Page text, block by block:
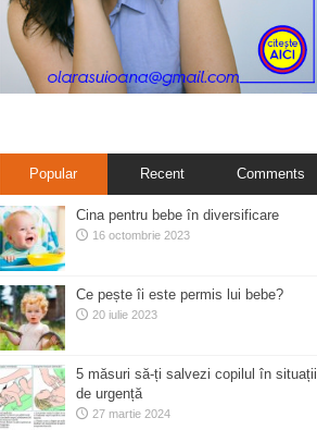
Popular Recent Comments
Cina pentru bebe în diversificare
16 octombrie 2023
Ce pește îi este permis lui bebe?
20 iulie 2023
5 măsuri să-ți salvezi copilul în situații
de urgență
27 martie 2024